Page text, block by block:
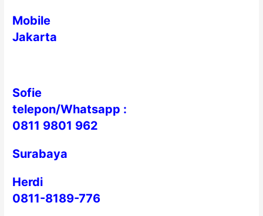
Mobile
Jakarta
Sofie
telepon/Whatsapp :
0811 9801 962
Surabaya
Herdi
0811-8189-776